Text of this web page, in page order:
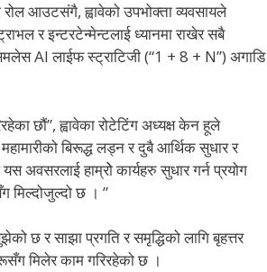
आउटसंगै, ह्वावेको उपभोक्ता व्यवसायले
र इन्टरटेन्मेन्टलाई ध्यानमा राखेर सबै
AI लाईफ स्ट्राटिजी (“1 + 8 + N”) अगाडि
छौं”, ह्वावेका रोटेटिंग अध्यक्ष केन हूले
बिरूद्ध लड्न र दुबै आर्थिक सुधार र
अवसरलाई हाम्रोे कार्यहरु सुधार गर्न प्रयोग
मिल्दोजुल्दो छ । ”
छ र साझा प्रगति र समृद्धिको लागि बृहत्तर
मिलेर काम गरिरहेको छ ।